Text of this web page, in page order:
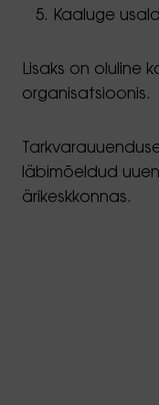
Kaaluge
Lisaks on
organisatsioonis.
läbimõeldud
ärikeskkonnas.